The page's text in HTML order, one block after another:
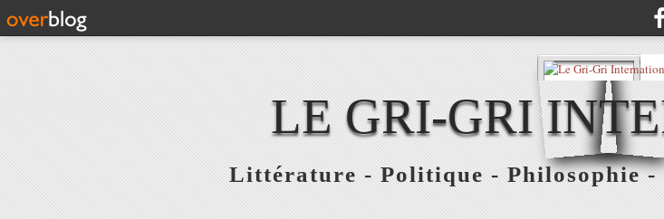
LE GRI-GRI
Littérature - Politique - Philosophie -